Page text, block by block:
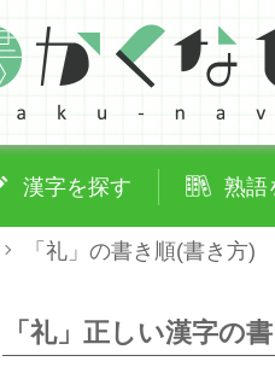
漢字を探す 熟語
「礼」の書き順(書き方)
「礼」正しい漢字の